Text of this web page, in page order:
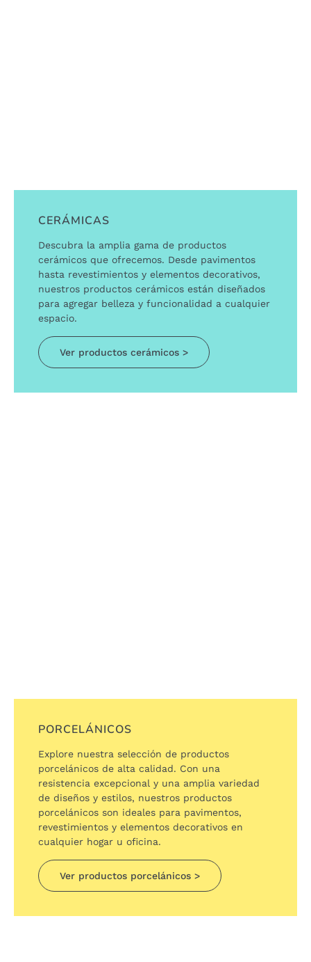
CERÁMICAS
Descubra la amplia gama de productos
cerámicos que ofrecemos. Desde pavimentos
hasta revestimientos y elementos decorativos,
nuestros productos cerámicos están diseñados
para agregar belleza y funcionalidad a cualquier
espacio.
Ver productos cerámicos >
PORCELÁNICOS
Explore nuestra selección de productos
porcelánicos de alta calidad. Con una
resistencia excepcional y una amplia variedad
de diseños y estilos, nuestros productos
porcelánicos son ideales para pavimentos,
revestimientos y elementos decorativos en
cualquier hogar u oficina.
Ver productos porcelánicos >